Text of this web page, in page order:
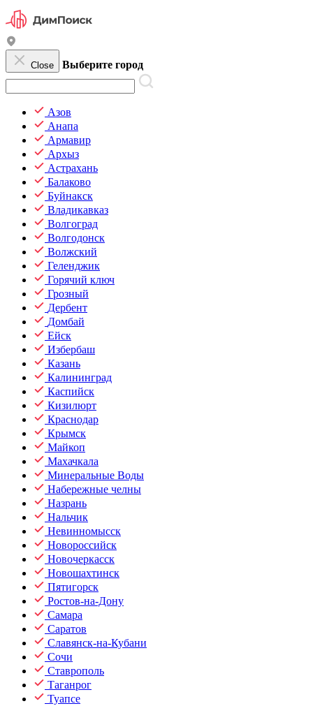
Close Выберите город
Азов
Анапа
Армавир
Архыз
Астрахань
Балаково
Буйнакск
Владикавказ
Волгоград
Волгодонск
Волжский
Геленджик
Горячий ключ
Грозный
Дербент
Домбай
Ейск
Избербаш
Казань
Калининград
Каспийск
Кизилюрт
Краснодар
Крымск
Майкоп
Махачкала
Минеральные Воды
Набережные челны
Назрань
Нальчик
Невинномысск
Новороссийск
Новочеркасск
Новошахтинск
Пятигорск
Ростов-на-Дону
Самара
Саратов
Славянск-на-Кубани
Сочи
Ставрополь
Таганрог
Туапсе